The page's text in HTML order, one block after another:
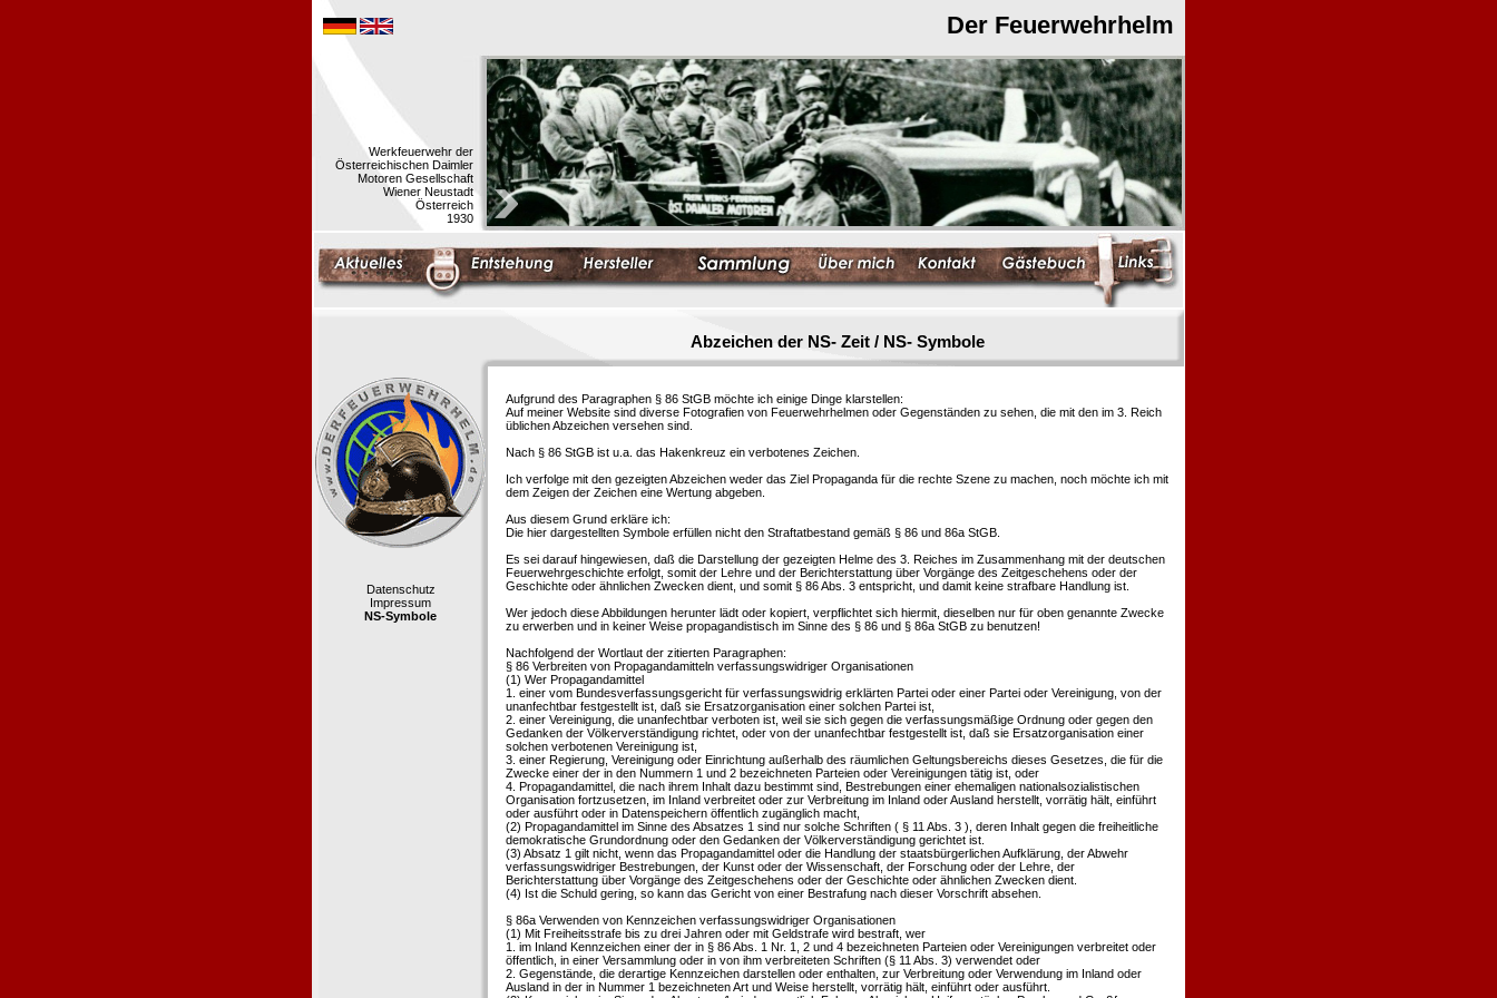
Der Feuerwehrhelm
Werkfeuerwehr der
Österreichischen Daimler
Motoren Gesellschaft
Wiener Neustadt
Österreich
1930
Abzeichen der NS- Zeit / NS- Symbole
Datenschutz
Impressum
NS-Symbole
Aufgrund des Paragraphen § 86 StGB möchte ich einige Dinge klarstellen:
Auf meiner Website sind diverse Fotografien von Feuerwehrhelmen oder Gegenständen zu sehen, die mit den im 3. Reich
üblichen Abzeichen versehen sind.
Nach § 86 StGB ist u.a. das Hakenkreuz ein verbotenes Zeichen.
Ich verfolge mit den gezeigten Abzeichen weder das Ziel Propaganda für die rechte Szene zu machen, noch möchte ich mit
dem Zeigen der Zeichen eine Wertung abgeben.
Aus diesem Grund erkläre ich:
Die hier dargestellten Symbole erfüllen nicht den Straftatbestand gemäß § 86 und 86a StGB.
Es sei darauf hingewiesen, daß die Darstellung der gezeigten Helme des 3. Reiches im Zusammenhang mit der deutschen
Feuerwehrgeschichte erfolgt, somit der Lehre und der Berichterstattung über Vorgänge des Zeitgeschehens oder der
Geschichte oder ähnlichen Zwecken dient, und somit § 86 Abs. 3 entspricht, und damit keine strafbare Handlung ist.
Wer jedoch diese Abbildungen herunter lädt oder kopiert, verpflichtet sich hiermit, dieselben nur für oben genannte Zwecke
zu erwerben und in keiner Weise propagandistisch im Sinne des § 86 und § 86a StGB zu benutzen!
Nachfolgend der Wortlaut der zitierten Paragraphen:
§ 86 Verbreiten von Propagandamitteln verfassungswidriger Organisationen
(1) Wer Propagandamittel
1. einer vom Bundesverfassungsgericht für verfassungswidrig erklärten Partei oder einer Partei oder Vereinigung, von der
unanfechtbar festgestellt ist, daß sie Ersatzorganisation einer solchen Partei ist,
2. einer Vereinigung, die unanfechtbar verboten ist, weil sie sich gegen die verfassungsmäßige Ordnung oder gegen den
Gedanken der Völkerverständigung richtet, oder von der unanfechtbar festgestellt ist, daß sie Ersatzorganisation einer
solchen verbotenen Vereinigung ist,
3. einer Regierung, Vereinigung oder Einrichtung außerhalb des räumlichen Geltungsbereichs dieses Gesetzes, die für die
Zwecke einer der in den Nummern 1 und 2 bezeichneten Parteien oder Vereinigungen tätig ist, oder
4. Propagandamittel, die nach ihrem Inhalt dazu bestimmt sind, Bestrebungen einer ehemaligen nationalsozialistischen
Organisation fortzusetzen, im Inland verbreitet oder zur Verbreitung im Inland oder Ausland herstellt, vorrätig hält, einführt
oder ausführt oder in Datenspeichern öffentlich zugänglich macht,
(2) Propagandamittel im Sinne des Absatzes 1 sind nur solche Schriften ( § 11 Abs. 3 ), deren Inhalt gegen die freiheitliche
demokratische Grundordnung oder den Gedanken der Völkerverständigung gerichtet ist.
(3) Absatz 1 gilt nicht, wenn das Propagandamittel oder die Handlung der staatsbürgerlichen Aufklärung, der Abwehr
verfassungswidriger Bestrebungen, der Kunst oder der Wissenschaft, der Forschung oder der Lehre, der
Berichterstattung über Vorgänge des Zeitgeschehens oder der Geschichte oder ähnlichen Zwecken dient.
(4) Ist die Schuld gering, so kann das Gericht von einer Bestrafung nach dieser Vorschrift absehen.
§ 86a Verwenden von Kennzeichen verfassungswidriger Organisationen
(1) Mit Freiheitsstrafe bis zu drei Jahren oder mit Geldstrafe wird bestraft, wer
1. im Inland Kennzeichen einer der in § 86 Abs. 1 Nr. 1, 2 und 4 bezeichneten Parteien oder Vereinigungen verbreitet oder
öffentlich, in einer Versammlung oder in von ihm verbreiteten Schriften (§ 11 Abs. 3) verwendet oder
2. Gegenstände, die derartige Kennzeichen darstellen oder enthalten, zur Verbreitung oder Verwendung im Inland oder
Ausland in der in Nummer 1 bezeichneten Art und Weise herstellt, vorrätig hält, einführt oder ausführt.